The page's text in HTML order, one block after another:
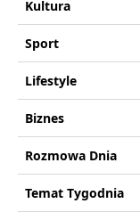
Kultura
Sport
Lifestyle
Biznes
Rozmowa Dnia
Temat Tygodnia